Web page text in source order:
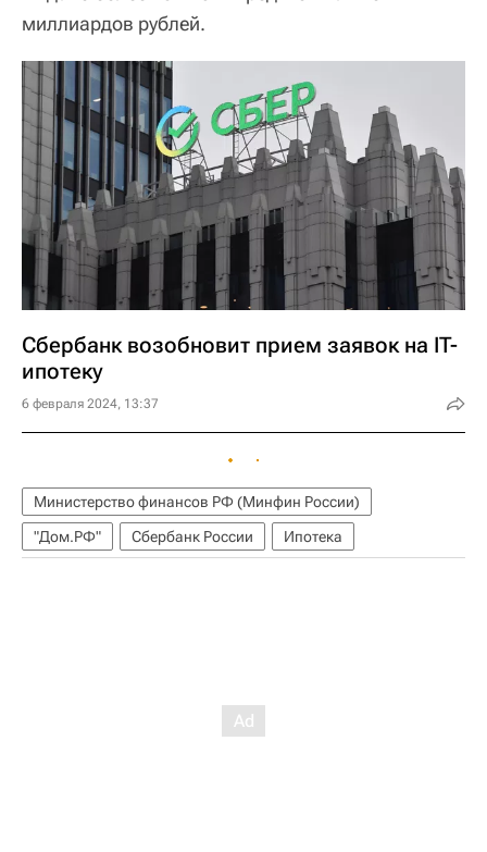
миллиардов рублей.
Сбербанк возобновит прием заявок на IT-
ипотеку
6 февраля 2024, 13:37
Министерство финансов РФ (Минфин России)
"Дом.РФ"
Сбербанк России Ипотека